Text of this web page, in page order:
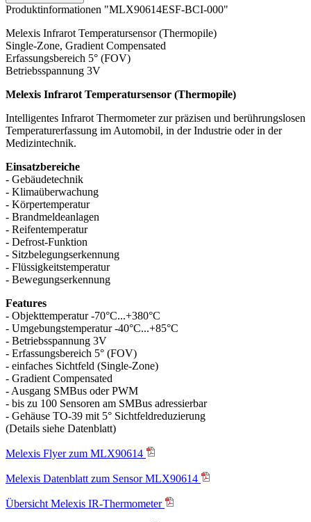
Produktinformationen "MLX90614ESF-BCI-000"
Melexis Infrarot Temperatursensor (Thermopile)
Single-Zone, Gradient Compensated
Erfassungsbereich 5° (FOV)
Betriebsspannung 3V
Melexis Infrarot Temperatursensor (Thermopile)
Intelligentes Infrarot Thermometer zur präzisen und berührungslosen
Temperaturerfassung im Automobil, in der Industrie oder in der
Medizintechnik.
Einsatzbereiche
- Gebäudetechnik
- Klimaüberwachung
- Körpertemperatur
- Brandmeldeanlagen
- Reifentemperatur
- Defrost-Funktion
- Sitzbelegungserkennung
- Flüssigkeitstemperatur
- Bewegungserkennung
Features
- Objekttemperatur -70°C...+380°C
- Umgebungstemperatur -40°C...+85°C
- Betriebsspannung 3V
- Erfassungsbereich 5° (FOV)
- einfaches Sichtfeld (Single-Zone)
- Gradient Compensated
- Ausgang SMBus oder PWM
- bis zu 100 Sensoren am SMBus adressierbar
- Gehäuse TO-39 mit 5° Sichtfeldreduzierung
(Details siehe Datenblatt)
Melexis Flyer zum MLX90614
Melexis Datenblatt zum Sensor MLX90614
Übersicht Melexis IR-Thermometer